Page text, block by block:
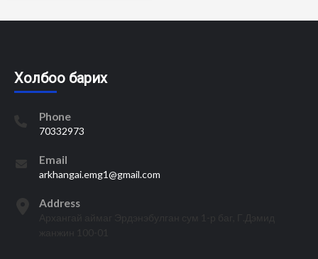
Холбоо барих
Phone
70332973
Email
arkhangai.emg1@gmail.com
Address